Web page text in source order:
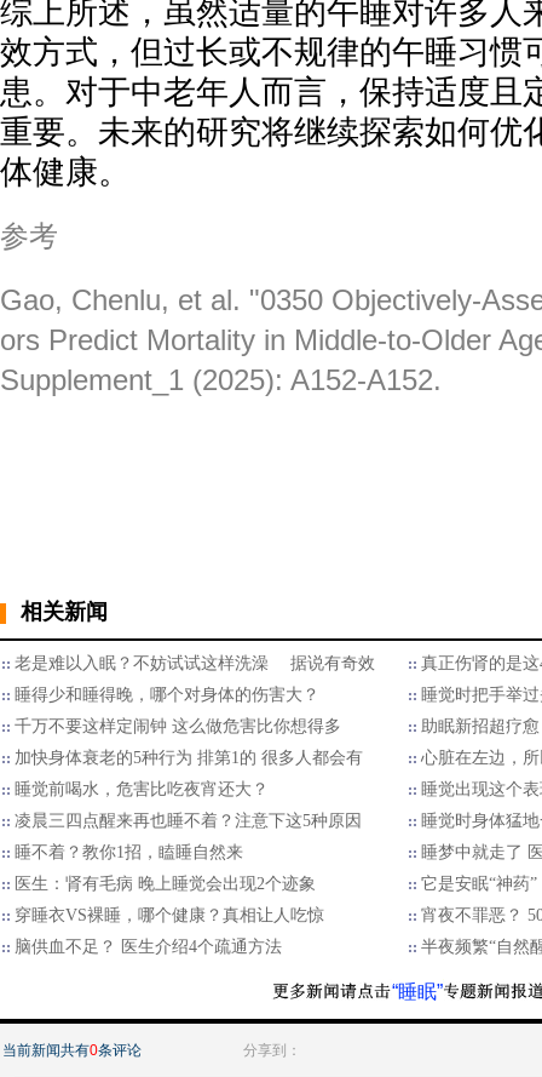
综上所述，虽然适量的午睡对许多人
效方式，但过长或不规律的午睡习惯
患。对于中老年人而言，保持适度且
重要。未来的研究将继续探索如何优
体健康。
参考
Gao, Chenlu, et al. "0350 Objectively-
ors Predict Mortality in Middle-to-Older
Supplement_1 (2025): A152-A152.
相关新闻
老是难以入眠？不妨试试这样洗澡 据说有奇效
真正伤肾的是
睡得少和睡得晚，哪个对身体的伤害大？
睡觉时把手举
千万不要这样定闹钟 这么做危害比你想得多
助眠新招超疗
加快身体衰老的5种行为 排第1的 很多人都会有
心脏在左边，
睡觉前喝水，危害比吃夜宵还大？
睡觉出现这个
凌晨三四点醒来再也睡不着？注意下这5种原因
睡觉时身体猛
睡不着？教你1招，瞌睡自然来
睡梦中就走了
医生：肾有毛病 晚上睡觉会出现2个迹象
它是安眠“神药
穿睡衣VS裸睡，哪个健康？真相让人吃惊
宵夜不罪恶？
脑供血不足？ 医生介绍4个疏通方法
半夜频繁“自然
“睡眠”
当前新闻共有0条评论 分享到：